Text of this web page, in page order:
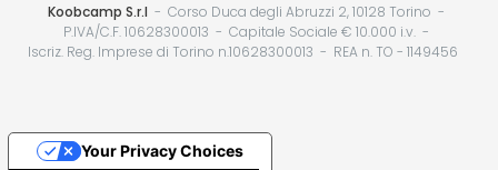
Koobcamp S.r.l
Corso Duca degli Abruzzi 2, 10128 Torino
P.IVA/C.F. 10628300013
Capitale Sociale € 10.000 i.v.
Iscriz. Reg. Imprese di Torino n.10628300013
REA n. TO - 1149456
Your Privacy Choices